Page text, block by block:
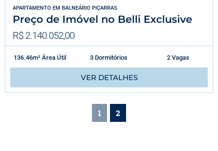
APARTAMENTO EM BALNEÁRIO PIÇARRAS
Preço de Imóvel no Belli Exclusive
R$ 2.140.052,00
136.46m² Área Útil 3 Dormitórios 2 Vagas
VER DETALHES
1 2